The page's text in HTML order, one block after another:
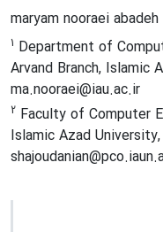
maryam nooraei abadeh
1 Department of
Arvand Branch, Islamic
ma.nooraei@iau.ac.ir
2 Faculty of Computer
Islamic Azad